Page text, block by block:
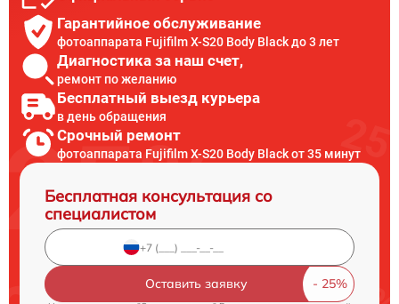
Гарантийное обслуживание
фотоаппарата Fujifilm X-S20 Body Black до 3 лет
Диагностика за наш счет,
ремонт по желанию
Бесплатный выезд курьера
в день обращения
Срочный ремонт
фотоаппарата Fujifilm X-S20 Body Black от 35 минут
Бесплатная консультация со
специалистом
Оставить заявку